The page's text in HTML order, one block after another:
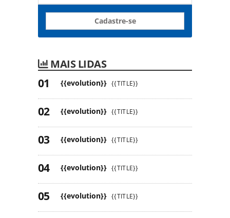
Cadastre-se
MAIS LIDAS
{{evolution}} {{TITLE}}
{{evolution}} {{TITLE}}
{{evolution}} {{TITLE}}
{{evolution}} {{TITLE}}
{{evolution}} {{TITLE}}